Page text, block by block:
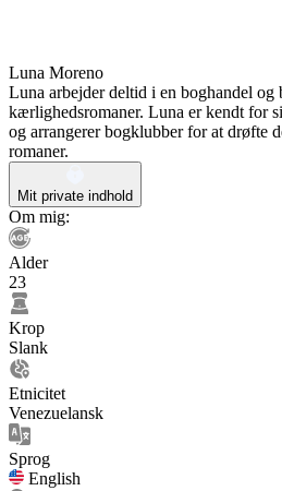
Luna Moreno
Luna arbejder deltid i en boghandel
kærlighedsromaner. Luna er kendt for
og arrangerer bogklubber for at drøfte
romaner.
Mit private indhold
Om mig:
Alder
23
Krop
Slank
Etnicitet
Venezuelansk
Sprog
English